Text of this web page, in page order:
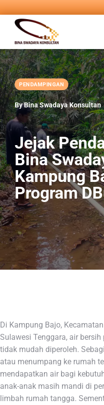
PENDAMPINGAN
By Bina Swadaya Konsultan
Jejak
Bina
Kampung
Program
Di Kampung Bajo,
Sulawesi Tenggara, air
tidak mudah diperoleh.
atau menumpang ke rumah
mendapatkan air bagi
anak-anak masih mandi di
limbah rumah tangga.